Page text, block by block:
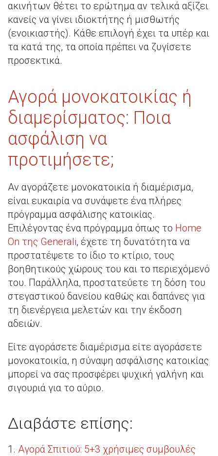
ακινήτων θέτει το ερώτημα αν τελικά αξίζει
κανείς να γίνει ιδιοκτήτης ή μισθωτής
(ενοικιαστής). Κάθε επιλογή έχει τα υπέρ και
τα κατά της, τα οποία πρέπει να ζυγίσετε
προσεκτικά.
Αγορά μονοκατοικίας ή
διαμερίσματος: Ποια
ασφάλιση να
προτιμήσετε;
Αν αγοράζετε μονοκατοικία ή διαμέρισμα,
είναι ευκαιρία να συνάψετε ένα πλήρες
πρόγραμμα ασφάλισης κατοικίας.
Επιλέγοντας ένα πρόγραμμα όπως το Home
On της Generali, έχετε τη δυνατότητα να
προστατέψετε το ίδιο το κτίριο, τους
βοηθητικούς χώρους του και το περιεχόμενό
του. Παράλληλα, προστατεύετε τη δόση του
στεγαστικού δανείου καθώς και δαπάνες για
τη διενέργεια μελετών και την έκδοση
αδειών.
Είτε αγοράσετε διαμέρισμα είτε αγοράσετε
μονοκατοικία, η σύναψη ασφάλισης κατοικίας
μπορεί να σας προσφέρει ψυχική γαλήνη και
σιγουριά για το αύριο.
Διαβάστε επίσης:
1. Αγορά Σπιτιού: 5+3 χρήσιμες συμβουλές